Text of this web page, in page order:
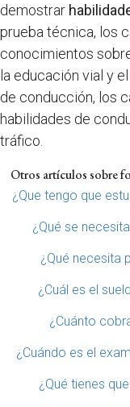
demostrar
prueba técnica, los
conocimientos
la educación vial y
de conducción, los
habilidades de
tráfico.
Otros artículos sobre
¿Que tengo que
¿Qué se
¿Qué necesita
¿Cuál es el
¿Cuánto
¿Cuándo es el
¿Qué tienes